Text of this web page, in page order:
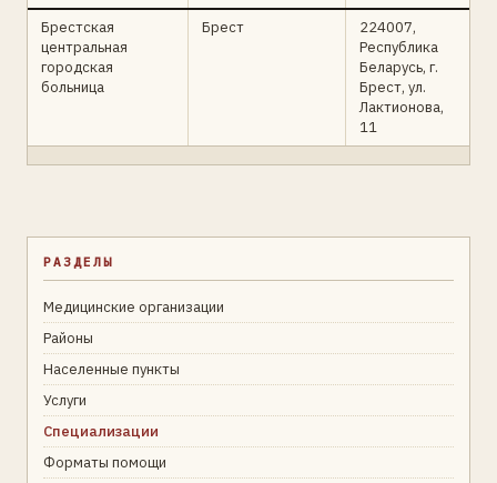
Брестская
центральная
городская
больница
Брест
224007,
Республика
Беларусь, г.
Брест, ул.
Лактионова,
11
РАЗДЕЛЫ
Медицинские организации
Районы
Населенные пункты
Услуги
Специализации
Форматы помощи